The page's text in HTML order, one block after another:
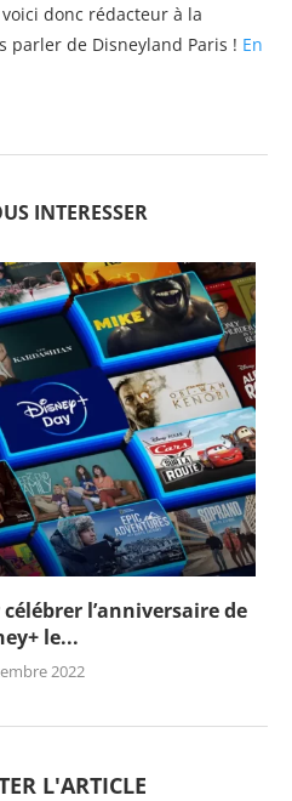
donc rédacteur à la
parler de Disneyland Paris ! En
INTERESSER
l’anniversaire de
le...
2022
L'ARTICLE